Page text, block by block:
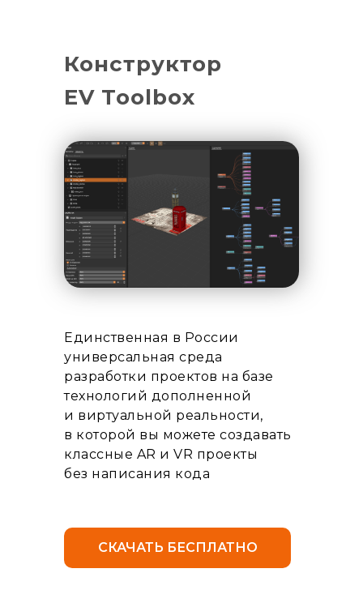
Конструктор
EV Toolbox
Единственная в России
универсальная среда
разработки проектов на базе
технологий дополненной
и виртуальной реальности,
в которой вы можете создавать
классные AR и VR проекты
без написания кода
СКАЧАТЬ БЕСПЛАТНО